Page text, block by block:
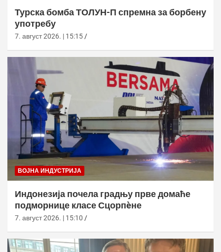
Турска бомба ТОЛУН-П спремна за борбену
употребу
7. август 2026. | 15:15
ВОЈНА ИНДУСТРИЈА
Индонезија почела градњу прве домаће
подморнице класе Сцорпèне
7. август 2026. | 15:10